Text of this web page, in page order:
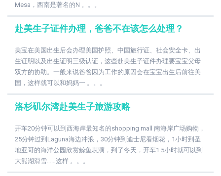
Mesa，西南是著名的N 。。。
赴美生子证件办理，爸爸不在该怎么处理？
美宝在美国出生后会办理美国护照、中国旅行证、社会安全卡、出
生证明以及出生证明三级认证，这些赴美生子证件办理要宝宝父母
双方的协助。一般来说爸爸因为工作的原因会在宝宝出生后前往美
国，这样就可以和妈妈一 。。。
洛杉矶尔湾赴美生子旅游攻略
开车20分钟可以到西海岸最知名的shopping mall 南海岸广场购物，
25分钟过到Laguna海边冲浪，30分钟到迪士尼看烟花，1小时到圣
地亚哥的海洋公园欣赏鲸鱼表演，到了冬天，开车1 5小时就可以到
大熊湖滑雪……这样 。。。